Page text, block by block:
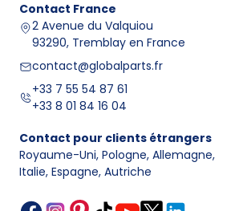
Contact France
2 Avenue du Valquiou
93290, Tremblay en France
contact@globalparts.fr
+33 7 55 54 87 61
+33 8 01 84 16 04
Contact pour clients étrangers
Royaume-Uni, Pologne, Allemagne,
Italie, Espagne, Autriche